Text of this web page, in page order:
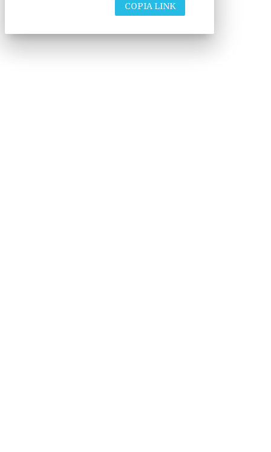
COPIA LINK